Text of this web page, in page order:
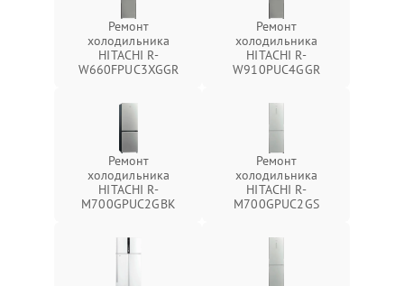
Ремонт
холодильника
HITACHI R-
W660FPUC3XGGR
Ремонт
холодильника
HITACHI R-
W910PUC4GGR
Ремонт
холодильника
HITACHI R-
M700GPUC2GBK
Ремонт
холодильника
HITACHI R-
M700GPUC2GS